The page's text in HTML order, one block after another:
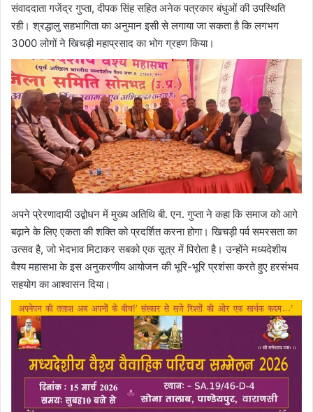
संवाददाता गजेंद्र गुप्ता, दीपक सिंह सहित अनेक पत्रकार बंधुओं की उपस्थिति
रही। श्रद्धालु सहभागिता का अनुमान इसी से लगाया जा सकता है कि लगभग
3000 लोगों ने खिचड़ी महाप्रसाद का भोग ग्रहण किया।
अपने प्रेरणादायी उद्बोधन में मुख्य अतिथि बी. एन. गुप्ता ने कहा कि समाज को आगे
बढ़ाने के लिए एकता की शक्ति को प्रदर्शित करना होगा। खिचड़ी पर्व समरसता का
उत्सव है, जो भेदभाव मिटाकर सबको एक सूत्र में पिरोता है। उन्होंने मध्यदेशीय
वैश्य महासभा के इस अनुकरणीय आयोजन की भूरि-भूरि प्रशंसा करते हुए हरसंभव
सहयोग का आश्वासन दिया।